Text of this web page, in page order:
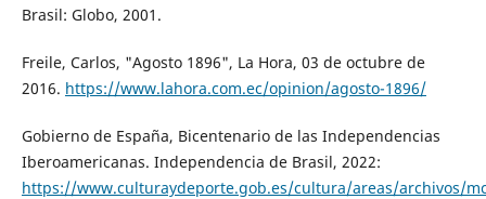
Brasil: Globo, 2001.
Freile, Carlos, "Agosto 1896", La Hora, 03 de octubre de
2016. https://www.lahora.com.ec/opinion/agosto-1896/
Gobierno de España, Bicentenario de las Independencias
Iberoamericanas. Independencia de Brasil, 2022:
https://www.culturaydeporte.gob.es/cultura/areas/archivos/